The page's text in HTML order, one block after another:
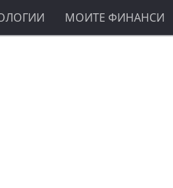
МОИТЕ ФИНАНСИ